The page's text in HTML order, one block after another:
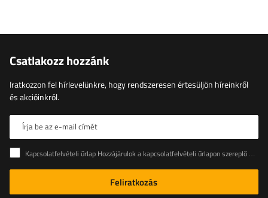
Csatlakozz hozzánk
Iratkozzon fel hírlevelünkre, hogy rendszeresen értesüljön híreinkről
és akcióinkról.
Írja be az e-mail címét
Kapcsolatfelvételi űrlap Hozzájárulok a kapcsolatfelvételi űrlapon szereplő személyes adataimnak az Európai Parlament és a Tanács (EU) rendeletével összhangban történő kezeléséhez
Feliratkozás